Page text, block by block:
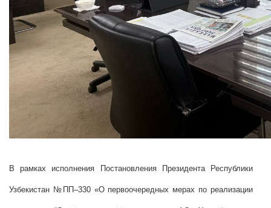
В рамках исполнения Постановления Президента Республики
Узбекистан №ПП–330 «О первоочередных мерах по реализации